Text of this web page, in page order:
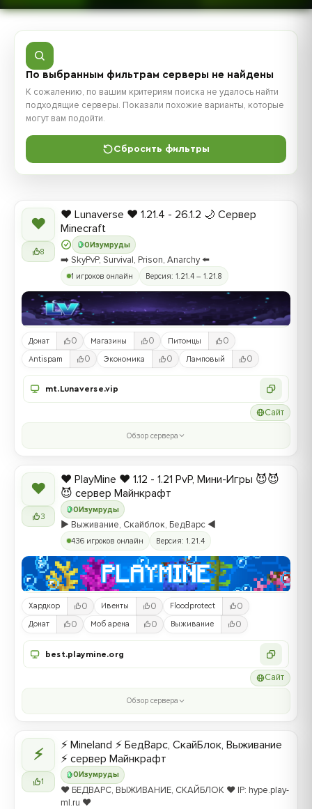
По выбранным фильтрам серверы не найдены
К сожалению, по вашим критериям поиска не удалось найти
подходящие серверы. Показали похожие варианты, которые
могут вам подойти.
Сбросить фильтры
❤
8
0Изумруды
❤️ Lunaverse ❤️ 1.21.4 - 26.1.2 🌙 Сервер
Minecraft
➡️ SkyPvP, Survival, Prison, Anarchy ⬅️
1 игроков онлайн Версия: 1.21.4 – 1.21.8
Донат 0 Магазины 0 Питомцы 0
Antispam 0 Экономика 0 Ламповый 0
mt.Lunaverse.vip
Сайт
Обзор сервера
❤
3
0Изумруды
❤️ PlayMine ❤️ 1.12 - 1.21 PvP, Мини-Игры 😈😈
😈 сервер Майнкрафт
▶️ Выживание, Скайблок, БедВарс ◀️
436 игроков онлайн Версия: 1.21.4
Хардкор 0 Ивенты 0 Floodprotect 0
Донат 0 Моб арена 0 Выживание 0
best.playmine.org
Сайт
Обзор сервера
⚡
1
0 Изумруды
⚡ Mineland ⚡ БедВарс, СкайБлок, Выживание
⚡ сервер Майнкрафт
❤️ БЕДВАРС, ВЫЖИВАНИЕ, СКАЙБЛОК ❤️ IP: hype.play-
ml.ru ❤️